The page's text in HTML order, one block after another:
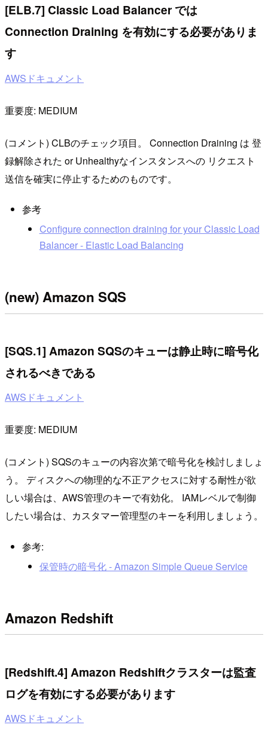
[ELB.7] Classic Load Balancer では
Connection Draining を有効にする必要がありま
す
AWSドキュメント
重要度: MEDIUM
(コメント) CLBのチェック項目。 Connection Draining は 登
録解除された or Unhealthyなインスタンスへの リクエスト
送信を確実に停止するためのものです。
参考
Configure connection draining for your Classic Load
Balancer - Elastic Load Balancing
(new) Amazon SQS
[SQS.1] Amazon SQSのキューは静止時に暗号化
されるべきである
AWSドキュメント
重要度: MEDIUM
(コメント) SQSのキューの内容次第で暗号化を検討しましょ
う。 ディスクへの物理的な不正アクセスに対する耐性が欲
しい場合は、AWS管理のキーで有効化。 IAMレベルで制御
したい場合は、カスタマー管理型のキーを利用しましょう。
参考:
保管時の暗号化 - Amazon Simple Queue Service
Amazon Redshift
[Redshift.4] Amazon Redshiftクラスターは監査
ログを有効にする必要があります
AWSドキュメント